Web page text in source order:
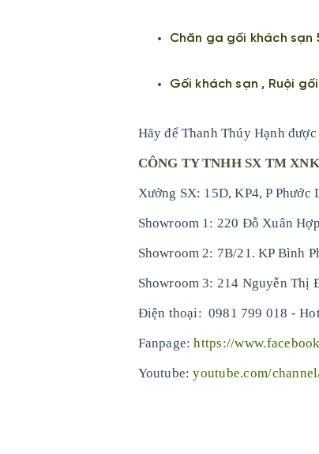
Chăn ga gối khách sạn
Gối khách sạn , Ruội
Hãy để Thanh Thúy Hạnh
CÔNG TY TNHH SX TM
Xưởng SX: 15D, KP4, P Phước
Showroom 1: 220 Đỗ Xuân
Showroom 2: 7B/21. KP Bình
Showroom 3: 214 Nguyễn
Điện thoại: 0981 799 018 -
Fanpage:https://
Youtube:youtube.com/